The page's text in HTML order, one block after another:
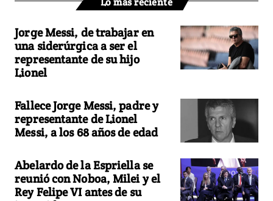
Jorge Messi, de trabajar en
una siderúrgica a ser el
representante de su hijo
Lionel
Fallece Jorge Messi, padre y
representante de Lionel
Messi, a los 68 años de edad
Abelardo de la Espriella se
reunió con Noboa, Milei y el
Rey Felipe VI antes de su